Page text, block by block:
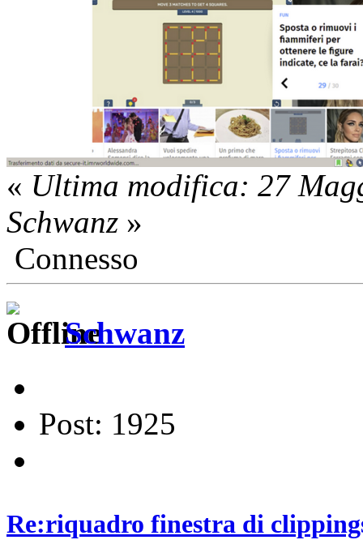
« Ultima modifica: 27
Schwanz »
Connesso
Schwanz
Post: 1925
Re:riquadro finestra di